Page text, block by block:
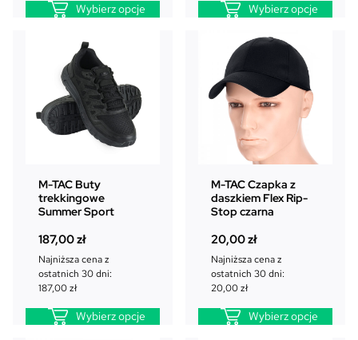
Wybierz opcje Wybierz opcje
M-TAC Buty
trekkingowe
Summer Sport
187,00zł
Najniższa cena z
ostatnich 30 dni:
187,00zł
Wybierz opcje
M-TAC Czapka z
daszkiem Flex Rip-
Stop czarna
20,00zł
Najniższa cena z
ostatnich 30 dni:
20,00zł
Wybierz opcje